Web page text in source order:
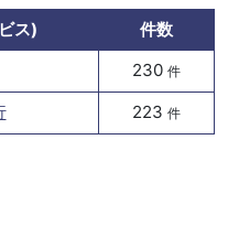
ス)
件数
230 件
223 件